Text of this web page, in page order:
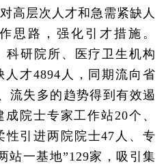
高层次人才和急需紧缺人
思路，强化引才措施。
科研院所、医疗卫生机构
才4894人，同期流向省
流失多的趋势得到有效遏
院士专家工作站20个、
性引进两院院士47人、专
站一基地”129家，吸引集